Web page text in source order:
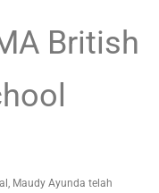
British
Maudy Ayunda telah